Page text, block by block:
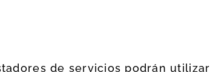
de servicios podrán utilizar